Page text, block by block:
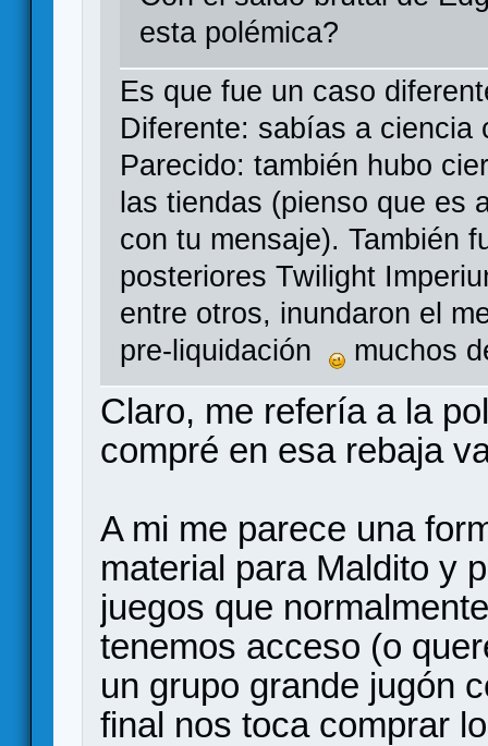
esta polémica?
Es que fue un caso
Diferente: sabías a ciencia
Parecido: también hubo
las tiendas (pienso que es
con tu mensaje). También
posteriores Twilight
entre otros, inundaron el
pre-liquidación
muchos
Claro, me refería a la
compré en esa rebaja
A mi me parece una
material para Maldito y
juegos que
tenemos acceso (o
un grupo grande jugón
final nos toca comprar